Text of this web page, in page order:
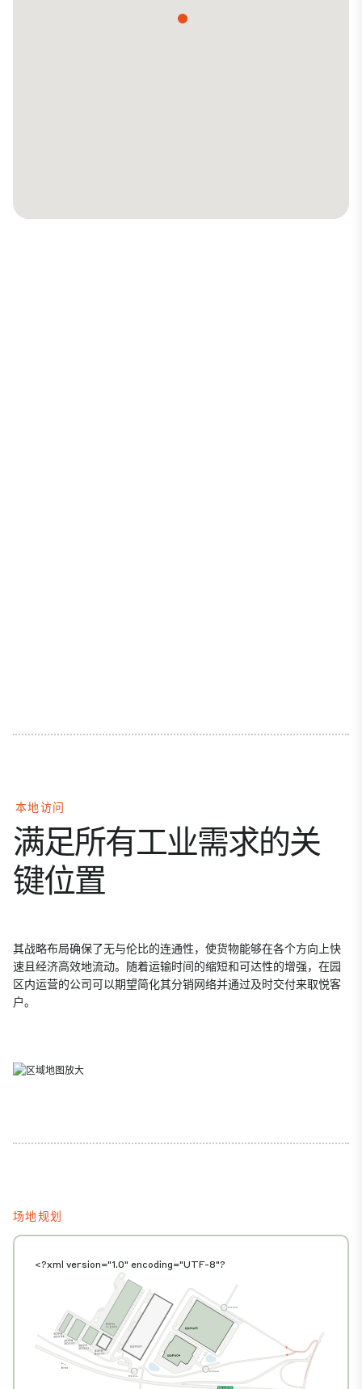
本地访问
满足所有工业需求的关
键位置
其战略布局确保了无与伦比的连通性，使货物能够在各个方向上快
速且经济高效地流动。随着运输时间的缩短和可达性的增强，在园
区内运营的公司可以期望简化其分销网络并通过及时交付来取悦客
户。
场地规划
<?xml version="1.0" encoding="UTF-8"?